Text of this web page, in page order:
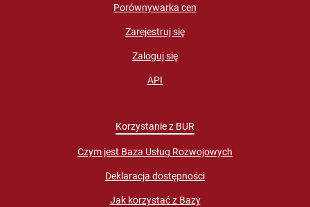
Porównywarka cen
Zarejestruj się
Zaloguj się
API
Korzystanie z BUR
Czym jest Baza Usług Rozwojowych
Deklaracja dostępności
Jak korzystać z Bazy